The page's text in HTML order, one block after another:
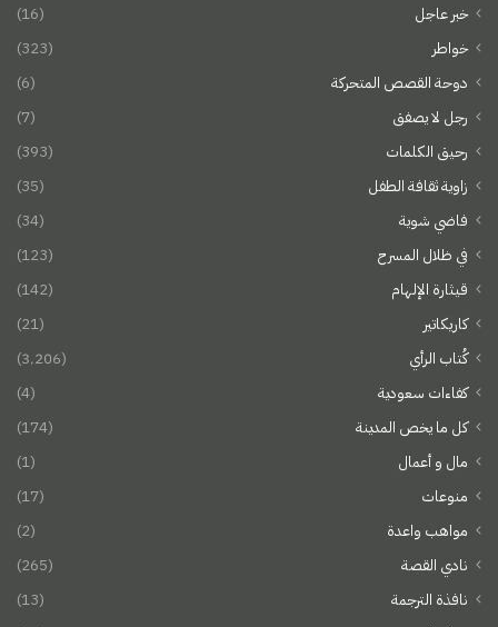
خبر عاجل
(16)
خواطر
(323)
دوحة القصص المتحركة
(6)
رجل لا يصفق
(7)
رحيق الكلمات
(393)
زاوية ثقافة الطفل
(35)
فاضي شوية
(34)
في ظلال المسرح
(123)
قيثارة الإلهام
(142)
كاريكاتير
(21)
كُتاب الرأي
(3٬206)
كفاءات سعودية
(4)
كل ما يخص المدينة
(174)
مال و أعمال
(1)
منوعات
(17)
مواهب واعدة
(2)
نادي القصة
(265)
نافذة الترجمة
(13)